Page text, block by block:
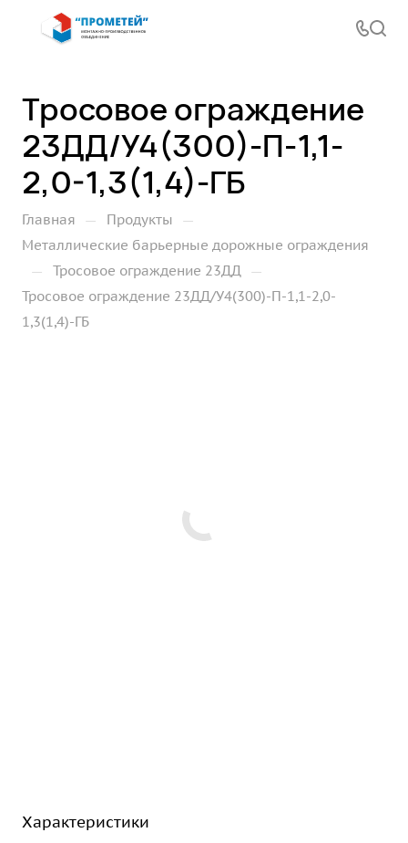
Тросовое ограждение
23ДД/У4(300)-П-1,1-
2,0-1,3(1,4)-ГБ
Главная — Продукты —
Металлические барьерные дорожные ограждения
— Тросовое ограждение 23ДД —
Тросовое ограждение 23ДД/У4(300)-П-1,1-2,0-
1,3(1,4)-ГБ
Характеристики